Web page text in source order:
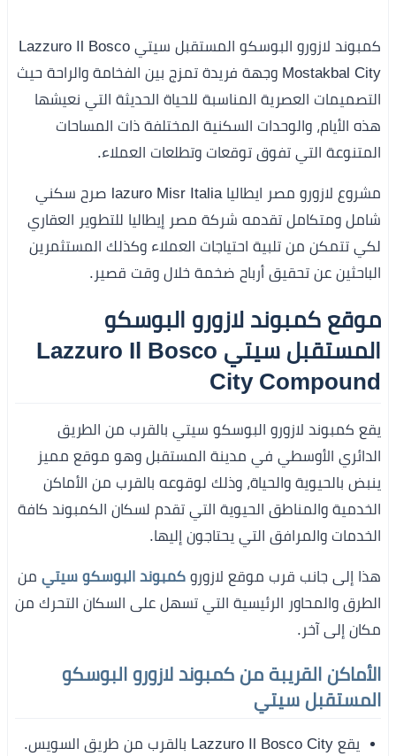
كمبوند لازورو البوسكو المستقبل سيتي Lazzuro Il Bosco
Mostakbal City وجهة فريدة تمزج بين الفخامة والراحة حيث
التصميمات العصرية المناسبة للحياة الحديثة التي نعيشها
هذه الأيام، والوحدات السكنية المختلفة ذات المساحات
المتنوعة التي تفوق توقعات وتطلعات العملاء.
مشروع لازورو مصر ايطاليا lazuro Misr Italia صرح سكني
شامل ومتكامل تقدمه شركة مصر إيطاليا للتطوير العقاري
لكي تتمكن من تلبية احتياجات العملاء وكذلك المستثمرين
الباحثين عن تحقيق أرباح ضخمة خلال وقت قصير.
موقع كمبوند لازورو البوسكو
المستقبل سيتي Lazzuro Il Bosco
City Compound
يقع كمبوند لازورو البوسكو سيتي بالقرب من الطريق
الدائري الأوسطي في مدينة المستقبل وهو موقع مميز
ينبض بالحيوية والحياة، وذلك لوقوعه بالقرب من الأماكن
الخدمية والمناطق الحيوية التي تقدم لسكان الكمبوند كافة
الخدمات والمرافق التي يحتاجون إليها.
هذا إلى جانب قرب موقع لازورو كمبوند البوسكو سيتي من
الطرق والمحاور الرئيسية التي تسهل على السكان التحرك من
مكان إلى آخر.
الأماكن القريبة من كمبوند لازورو البوسكو
المستقبل سيتي
يقع Lazzuro Il Bosco City بالقرب من طريق السويس.